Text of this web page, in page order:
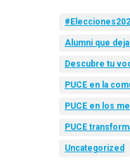
Alumni que
Descubre tu
PUCE en la
PUCE en los
PUCE
Uncategorized